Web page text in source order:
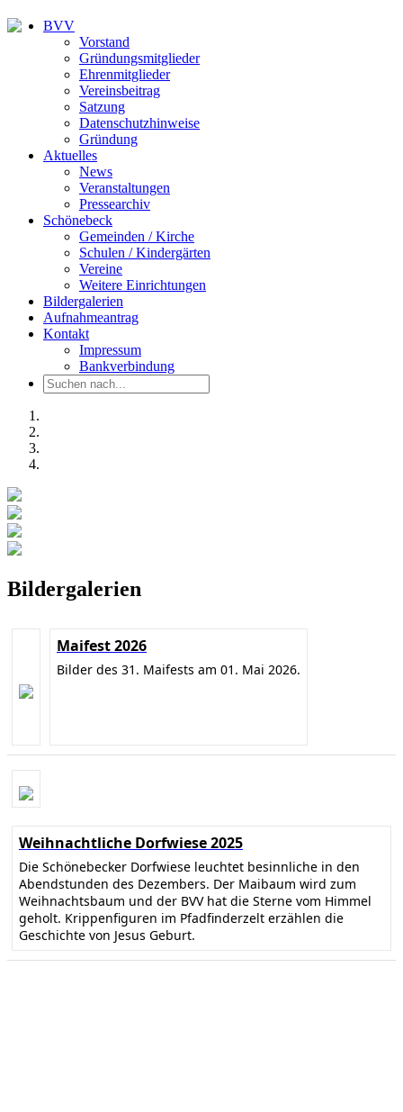
BVV
Vorstand
Gründungsmitglieder
Ehrenmitglieder
Vereinsbeitrag
Satzung
Datenschutzhinweise
Gründung
Aktuelles
News
Veranstaltungen
Pressearchiv
Schönebeck
Gemeinden / Kirche
Schulen / Kindergärten
Vereine
Weitere Einrichtungen
Bildergalerien
Aufnahmeantrag
Kontakt
Impressum
Bankverbindung
Bildergalerien
Maifest 2026
Bilder des 31. Maifests am 01. Mai 2026.
Weihnachtliche Dorfwiese 2025
Die Schönebecker Dorfwiese leuchtet besinnliche in den
Abendstunden des Dezembers. Der Maibaum wird zum
Weihnachtsbaum und der BVV hat die Sterne vom Himmel
geholt. Krippenfiguren im Pfadfinderzelt erzählen die
Geschichte von Jesus Geburt.